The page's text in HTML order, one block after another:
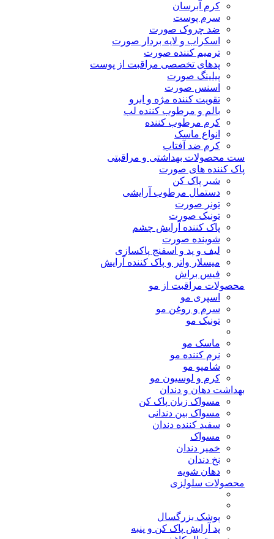
کرم آبرسان
سرم پوست
ضد چروک صورت
اسکراب و لایه بردار صورت
ترمیم کننده صورت
پدهای تخصصی مراقبت از پوست
پیلینگ صورت
اسنس صورت
تقویت کننده مژه و ابرو
بالم و مرطوب کننده لب
کرم مرطوب کننده
انواع ماسک
کرم ضد آفتاب
ست محصولات بهداشتی و مراقبتی
پاک کننده های صورت
شیر پاک کن
دستمال مرطوب آرایشی
تونر صورت
تونیک صورت
پاک کننده آرایش چشم
شوینده صورت
لیف و پد و اسفنج پاکسازی
میسلار واتر و پاک کننده آرایش
فیس براش
محصولات مراقبت از مو
اسپری مو
سرم و روغن مو
تونیک مو
ماسک مو
نرم کننده مو
شامپو مو
کرم و لوسیون مو
بهداشت دهان و دندان
مسواک زبان پاک کن
مسواک بین دندانی
سفید کننده دندان
مسواک
خمیر دندان
نخ دندان
دهان شویه
محصولات سلولزی
پوشک بزرگسال
پد آرایش پاک کن و پنبه